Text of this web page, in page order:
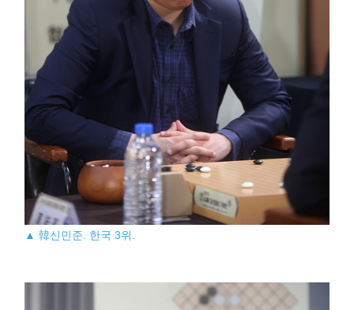
▲ 韓신민준. 한국 3위.